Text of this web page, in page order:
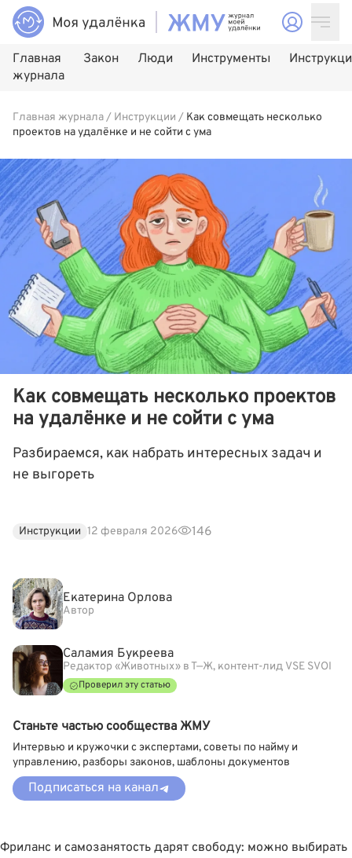
Главная
журнала
Закон Люди Инструменты
Главная журнала/ Инструкции / Как совмещать несколько
проектов на удалёнке и не сойти с ума
Как совмещать несколько проектов
на удалёнке и не сойти с ума
Разбираемся, как набрать интересных задач и
не выгореть
Инструкции 12 февраля 2026 146
Фриланс и самозанятость дарят свободу: можно выбирать
Екатерина Орлова
Автор
Саламия Букреева
Редактор «Животных» в Т—Ж, контент-лид VSE SVOI
Проверил эту статью
Станьте частью сообщества ЖМУ
Интервью и кружочки с экспертами, советы по найму и
управлению, разборы законов, шаблоны документов
Подписаться на канал